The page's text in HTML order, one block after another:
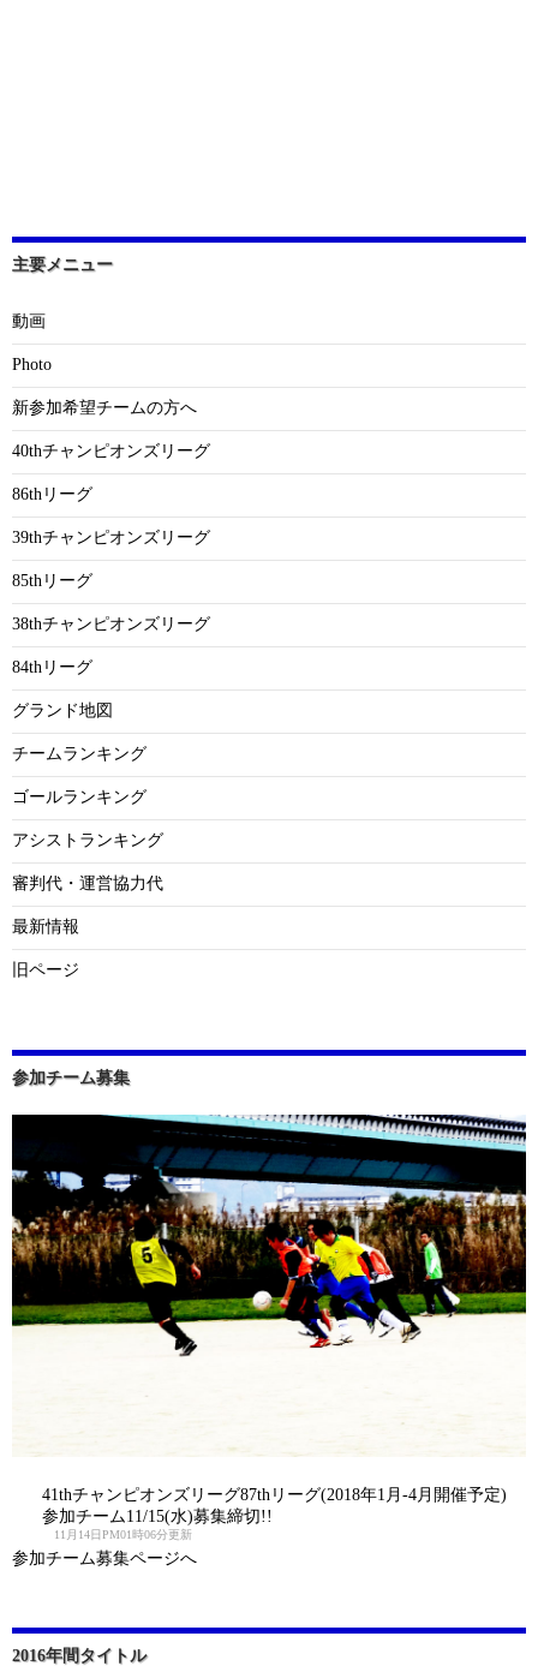
主要メニュー
動画
Photo
新参加希望チームの方へ
40thチャンピオンズリーグ
86thリーグ
39thチャンピオンズリーグ
85thリーグ
38thチャンピオンズリーグ
84thリーグ
グランド地図
チームランキング
ゴールランキング
アシストランキング
審判代・運営協力代
最新情報
旧ページ
参加チーム募集
41thチャンピオンズリーグ87thリーグ(2018年1月-4月開催予定)
参加チーム11/15(水)募集締切!!
11月14日PM01時06分更新
参加チーム募集ページへ
2016年間タイトル